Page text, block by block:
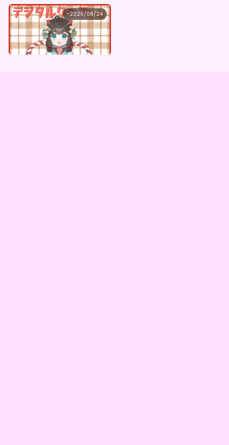
~2026/08/24
天舞あめ
天舞あめ ×Vガスト開店！
Lowest price
¥1,100 Purchase Here